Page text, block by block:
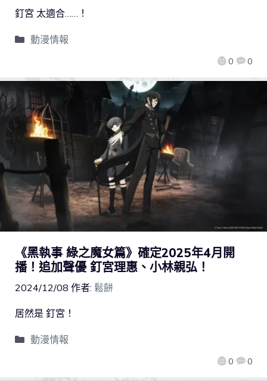
0 0
釘宮 太適合……！
動漫情報
《黑執事 綠之魔女篇》確定2025年4月開
播！追加聲優 釘宮理惠、小林親弘！
2024/12/08 作者: 鬆餅
0 0
居然是 釘宮！
動漫情報